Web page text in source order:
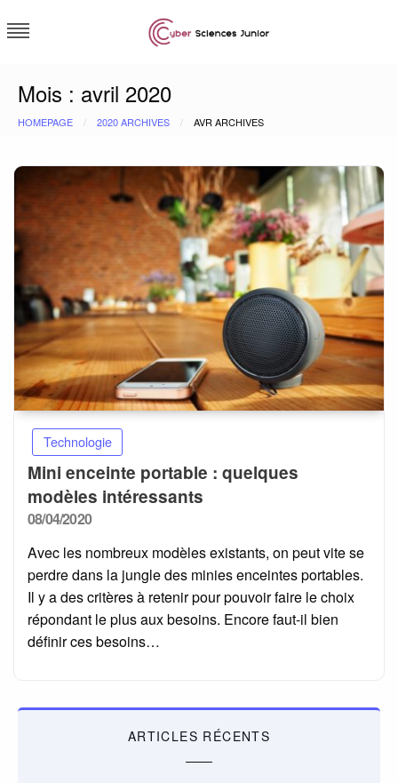
to
Mois : avril 2020
HOMEPAGE 2020 ARCHIVES AVR ARCHIVES
Technologie
Mini enceinte portable : quelques
modèles intéressants
Posted
08/04/2020
Avec les nombreux modèles existants, on peut vite se
perdre dans la jungle des minies enceintes portables.
Il y a des critères à retenir pour pouvoir faire le choix
répondant le plus aux besoins. Encore faut-il bien
définir ces besoins…
ARTICLES RÉCENTS